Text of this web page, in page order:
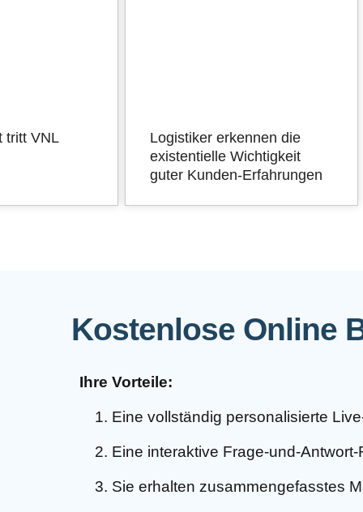
tritt VNL
Logistiker erkennen die
existentielle Wichtigkeit
guter Kunden-Erfahrungen
Kostenlose Online
Ihre Vorteile:
Eine vollständig personalisierte
Eine interaktive Frage-und-Antwort-
Sie erhalten zusammengefasstes